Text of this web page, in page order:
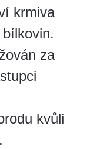
krmiva
za
kvůli